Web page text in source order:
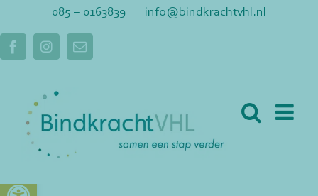
Toolbar openen
inhoud
085 – 0163839 info@bindkrachtvhl.nl
FacebookInstagram
E-